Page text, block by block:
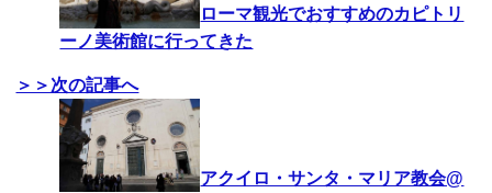
ローマ観光でおすすめのカピトリ
ーノ美術館に行ってきた
＞＞次の記事へ
アクイロ・サンタ・マリア教会@